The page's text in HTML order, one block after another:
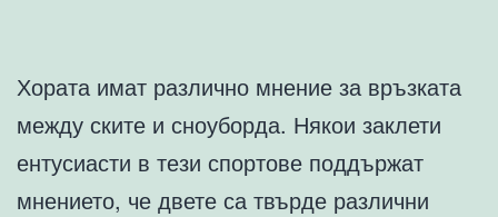
Хората имат различно мнение за връзката
между ските и сноуборда. Някои заклети
ентусиасти в тези спортове поддържат
мнението, че двете са твърде различни